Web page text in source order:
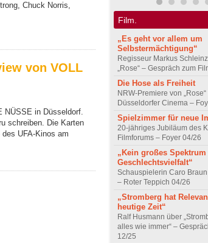
Chuck Norris,
von VOLL
NÜSSE in Düsseldorf.
schreiben. Die Karten
UFA-Kinos am
Film.
„Es geht vor allem um
Selbstermächtigung“
Regisseur Markus
„Rose“ – Gespräch zum
Die Hose als Freiheit
NRW-Premiere von „Rose“
Düsseldorfer Cinema –
Spielzimmer für neue
20-jähriges Jubiläum des
Filmforums – Foyer 04/26
„Kein großes Spektrum
Geschlechtsvielfalt“
Schauspielerin Caro Braun
– Roter Teppich 04/26
„Stromberg hat
heutige Zeit“
Ralf Husmann über
alles wie immer“ –
12/25